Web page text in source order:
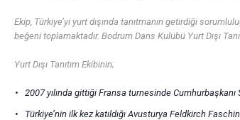
Ekip, Türkiye’yi yurt dışında tanıtmanın getirdiği
beğeni toplamaktadır. Bodrum Dans Kulübü Yurt Dışı
Yurt Dışı Tanıtım Ekibinin;
2007 yılında gittiği Fransa turnesinde Cumhurbaşkanı
Türkiye’nin ilk kez katıldığı Avusturya Feldkirch